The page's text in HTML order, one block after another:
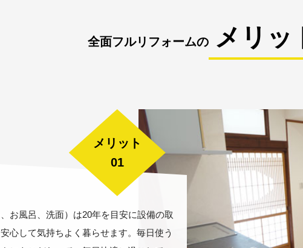
全面フルリフォームの メリッ
メリット
01
お風呂、洗面）は20年を目安に設備の取
心して気持ちよく暮らせます。毎日使う